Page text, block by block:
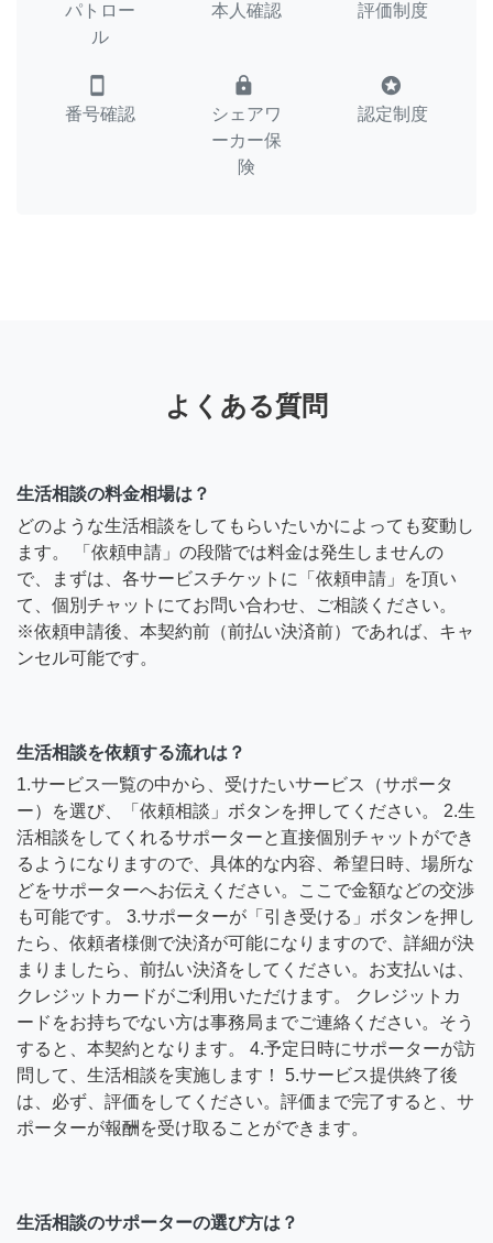
パトロー
ル
本人確認 評価制度
smartphone
番号確認
lock
シェアワ
ーカー保
険
stars
認定制度
よくある質問
生活相談の料金相場は？
どのような生活相談をしてもらいたいかによっても変動し
ます。 「依頼申請」の段階では料金は発生しませんの
で、まずは、各サービスチケットに「依頼申請」を頂い
て、個別チャットにてお問い合わせ、ご相談ください。
※依頼申請後、本契約前（前払い決済前）であれば、キャ
ンセル可能です。
生活相談を依頼する流れは？
1.サービス一覧の中から、受けたいサービス（サポータ
ー）を選び、「依頼相談」ボタンを押してください。 2.生
活相談をしてくれるサポーターと直接個別チャットができ
るようになりますので、具体的な内容、希望日時、場所な
どをサポーターへお伝えください。ここで金額などの交渉
も可能です。 3.サポーターが「引き受ける」ボタンを押し
たら、依頼者様側で決済が可能になりますので、詳細が決
まりましたら、前払い決済をしてください。お支払いは、
クレジットカードがご利用いただけます。 クレジットカ
ードをお持ちでない方は事務局までご連絡ください。そう
すると、本契約となります。 4.予定日時にサポーターが訪
問して、生活相談を実施します！ 5.サービス提供終了後
は、必ず、評価をしてください。評価まで完了すると、サ
ポーターが報酬を受け取ることができます。
生活相談のサポーターの選び方は？